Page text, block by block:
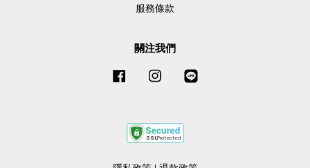
服務條款
關注我們
Facebook Instagram